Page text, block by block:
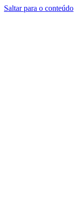
Saltar para o conteúdo